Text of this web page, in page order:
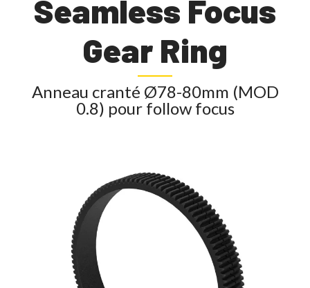
Seamless Focus
Gear Ring
Anneau cranté Ø78-80mm (MOD
0.8) pour follow focus